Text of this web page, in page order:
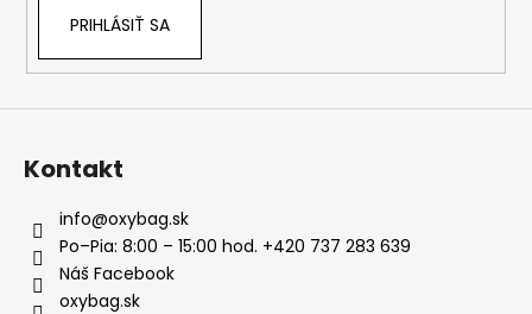
PRIHLÁSIŤ SA
Kontakt
info@oxybag.sk
Po–Pia: 8:00 – 15:00 hod. +420 737 283 639
Náš Facebook
oxybag.sk